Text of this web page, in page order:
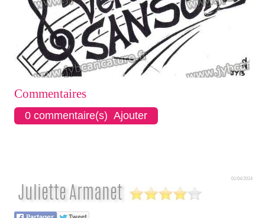
Commentaires
0 commentaire(s) Ajouter
Juliette Armanet
01/04/2024